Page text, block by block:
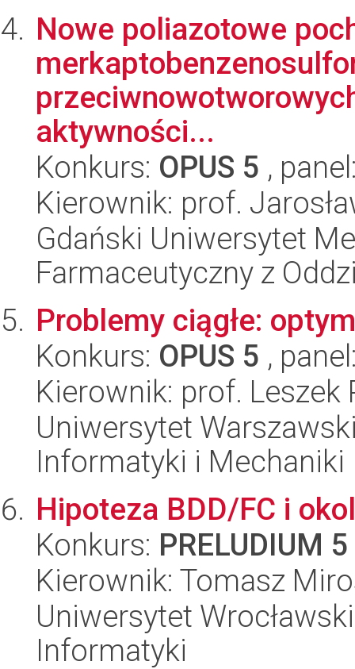
Nowe poliazotowe
aktywności...
Konkurs: OPUS 5 ,
Kierownik: prof.
Gdański Uniwersytet
Farmaceutyczny z
Problemy ciągłe:
Konkurs: OPUS 5 ,
Kierownik: prof. Leszek
Uniwersytet
Informatyki i Mechaniki
Hipoteza BDD/FC i
Konkurs: PRELUDIUM 5
Kierownik: Tomasz
Uniwersytet
Informatyki